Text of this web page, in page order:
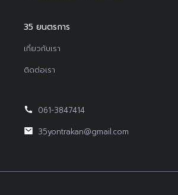
35 ยนตรการ
เกี่ยวกับเรา
ติดต่อเรา
061-3847414
35yontrakan@gmail.com